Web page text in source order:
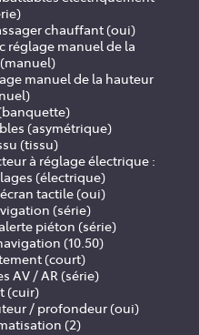
Siège conducteur / passager chauffant (oui)
réglage manuel de la
manuel de la hauteur
(asymétrique)
(tissu)
à réglage électrique :
(électrique)
tactile (oui)
(série)
piéton (série)
(10.50)
(court)
AV / AR (série)
(cuir)
/ profondeur (oui)
(2)